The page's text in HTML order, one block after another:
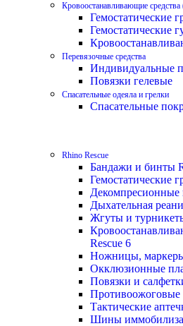
Кровоостанавливающие средства
Гемостатические
Гемостатические
Перевязочные средства
Индивидуальные
Повязки гелевые
Спасательные одеяла и грелки
Спасательные
Rhino Rescue
Бандажи и бинты
Гемостатические
Декомпресионные
Дыхательная
Жгуты и
Rescue 6
Ножницы, маркеры
Окклюзионные
Повязки и
Противоожоговые
Тактические
Шины